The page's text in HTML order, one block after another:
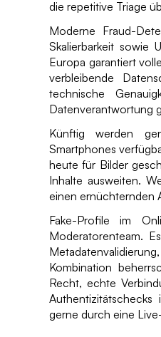
die repetitive Triage
Moderne Fraud-
Skalierbarkeit sowie
Europa garantiert
verbleibende
technische
Datenverantwortung
Künftig werden
Smartphones
heute für Bilder
Inhalte ausweiten.
einen ernüchternden
Fake-Profile im
Moderatorenteam.
Kombination
Recht, echte
gerne durch eine